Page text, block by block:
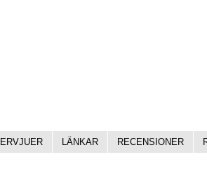
LÄNKAR RECENSIONER